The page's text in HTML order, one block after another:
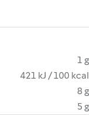
1 g
421 kJ / 100 kcal
8 g
5 g